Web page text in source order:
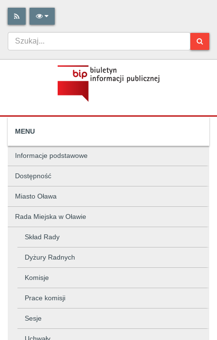
MENU
Informacje podstawowe
Dostępność
Miasto Oława
Rada Miejska w Oławie
Skład Rady
Dyżury Radnych
Komisje
Prace komisji
Sesje